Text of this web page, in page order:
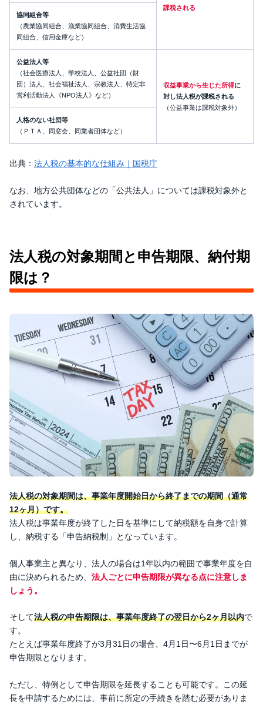
課税される
協同組合等
（農業協同組合、漁業協同組合、消費生活協
同組合、信用金庫など）
公益法人等
（社会医療法人、学校法人、公益社団（財
団）法人、社会福祉法人、宗教法人、特定非
営利活動法人《NPO法人》など）
収益事業から生じた所得に
対し法人税が課税される
（公益事業は課税対象外）
人格のない社団等
（ＰＴＡ、同窓会、同業者団体など）
出典： 法人税の基本的な仕組み｜国税庁
なお、地方公共団体などの「公共法人」については課税対象外と
されています。
法人税の対象期間と申告期限、納付期
限は？
法人税の対象期間は、事業年度開始日から終了までの期間（通常
12ヶ月）です。
法人税は事業年度が終了した日を基準にして納税額を自身で計算
し、納税する「申告納税制」となっています。
個人事業主と異なり、法人の場合は1年以内の範囲で事業年度を自
由に決められるため、 法人ごとに申告期限が異なる点に注意しま
しょう。
そして法人税の申告期限は、事業年度終了の翌日から2ヶ月以内で
す。
たとえば事業年度終了が3月31日の場合、4月1日〜6月1日までが
申告期限となります。
ただし、特例として申告期限を延長することも可能です。この延
長を申請するためには、事前に所定の手続きを踏む必要がありま